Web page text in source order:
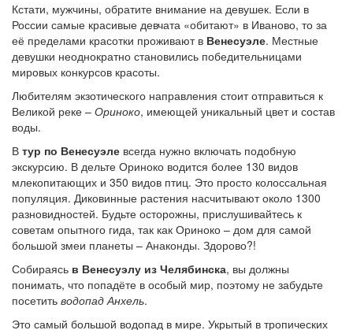
Кстати, мужчины, обратите внимание на девушек. Если в
России самые красивые девчата «обитают» в Иваново, то за
её пределами красотки проживают в Венесуэле. Местные
девушки неоднократно становились победительницами
мировых конкурсов красоты.
Любителям экзотического направления стоит отправиться к
Великой реке – Ориноко, имеющей уникальный цвет и состав
воды.
В тур по Венесуэле всегда нужно включать подобную
экскурсию. В дельте Ориноко водится более 130 видов
млекопитающих и 350 видов птиц. Это просто колоссальная
популяция. Диковинные растения насчитывают около 1300
разновидностей. Будьте осторожны, прислушивайтесь к
советам опытного гида, так как Ориноко – дом для самой
большой змеи планеты – Анаконды. Здорово?!
Собираясь в Венесуэлу из Челябинска, вы должны
понимать, что попадёте в особый мир, поэтому не забудьте
посетить водопад Анхель.
Это самый большой водопад в мире. Укрытый в тропических